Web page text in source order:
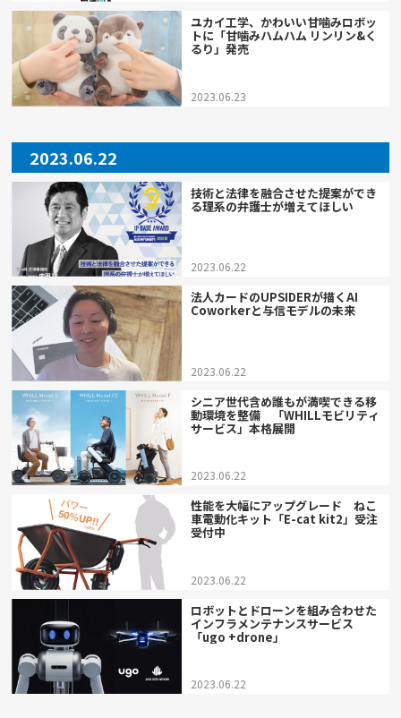
ユカイ工学、かわいい甘噛みロボッ
トに「甘噛みハムハム リンリン&く
るり」発売
2023.06.23
2023.06.22
技術と法律を融合させた提案ができ
る理系の弁護士が増えてほしい
2023.06.22
法人カードのUPSIDERが描くAI
Coworkerと与信モデルの未来
2023.06.22
シニア世代含め誰もが満喫できる移
動環境を整備 「WHILLモビリティ
サービス」本格展開
2023.06.22
性能を大幅にアップグレード ねこ
車電動化キット「E-cat kit2」受注
受付中
2023.06.22
ロボットとドローンを組み合わせた
インフラメンテナンスサービス
「ugo +drone」
2023.06.22